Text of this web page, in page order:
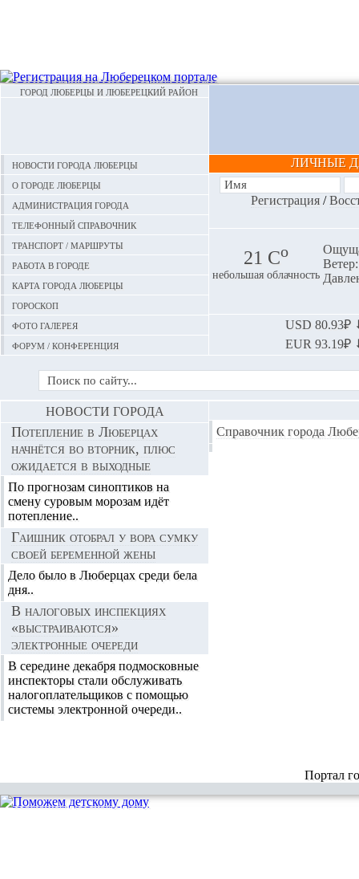
ГОРОД ЛЮБЕРЦЫ И ЛЮБЕРЕЦКИЙ РАЙОН
Новости города Люберцы
О городе Люберцы
Администрация города
Телефонный справочник
Транспорт / маршруты
Работа в городе
Карта города Люберцы
Гороскоп
Фото галерея
Форум / конференция
ЛИЧНЫЕ
Регистрация/
21 Сo
небольшая облачность
USD 80.93₽
EUR 93.19₽
Справочник города
НОВОСТИ ГОРОДА
Потепление в Люберцах
начнётся во вторник, плюс
ожидается в выходные
По прогнозам синоптиков на
смену суровым морозам идёт
потепление..
Гаишник отобрал у вора сумку
своей беременной жены
Дело было в Люберцах среди бела
дня..
В налоговых инспекциях
«выстраиваются»
электронные очереди
В середине декабря подмосковные
инспекторы стали обслуживать
налогоплательщиков с помощью
системы электронной очереди..
Портал